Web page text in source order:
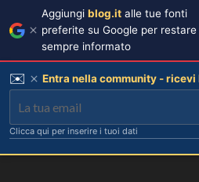
Aggiungi blog.it alle tue fonti
preferite su Google per restare
sempre informato
✉️ Entra nella community -
Clicca qui per inserire i tuoi dati